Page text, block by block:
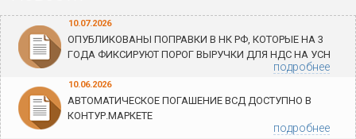
10.07.2026
ОПУБЛИКОВАНЫ ПОПРАВКИ В НК РФ, КОТОРЫЕ НА 3
ГОДА ФИКСИРУЮТ ПОРОГ ВЫРУЧКИ ДЛЯ НДС НА УСН
подробнее
10.06.2026
АВТОМАТИЧЕСКОЕ ПОГАШЕНИЕ ВСД ДОСТУПНО В
КОНТУР.МАРКЕТЕ
подробнее